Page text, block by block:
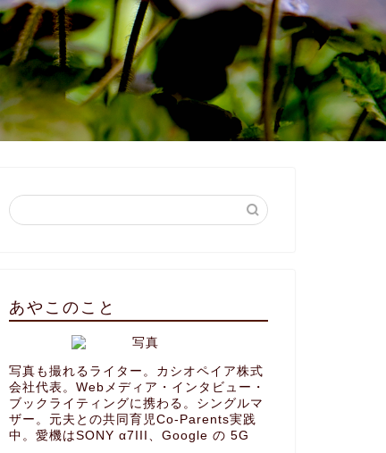
あやこのこと
写真も撮れるライター。カシオペイア株式
会社代表。Webメディア・インタビュー・
ブックライティングに携わる。シングルマ
ザー。元夫との共同育児Co-Parents実践
中。愛機はSONY α7III、Google の 5G